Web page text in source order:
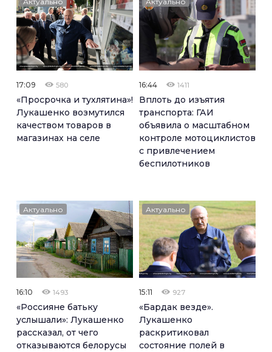
17:09 580
«Просрочка и тухлятина»!
Лукашенко возмутился
качеством товаров в
магазинах на селе
16:44 1411
Вплоть до изъятия
транспорта: ГАИ
объявила о масштабном
контроле мотоциклистов
с привлечением
беспилотников
Актуально
16:10 1493
«Россияне батьку
услышали»: Лукашенко
рассказал, от чего
отказываются белорусы
Актуально
15:11 927
«Бардак везде».
Лукашенко
раскритиковал
состояние полей в